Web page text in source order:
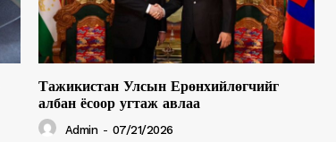
Тажикистан Улсын Ерөнхийлөгчийг
албан ёсоор угтаж авлаа
Admin - 07/21/2026